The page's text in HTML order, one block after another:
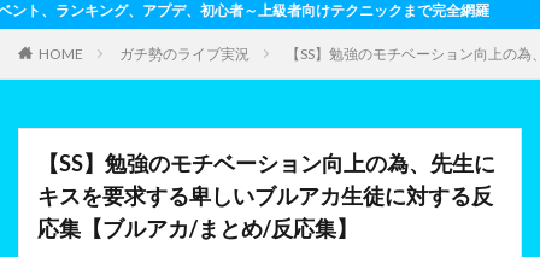
者～上級者向けテクニックまで完全網羅
HOME ガチ勢のライブ実況 【SS】勉強のモチベーション向上の
【SS】勉強のモチベーション向上の為、先生に
キスを要求する卑しいブルアカ生徒に対する反
応集【ブルアカ/まとめ/反応集】